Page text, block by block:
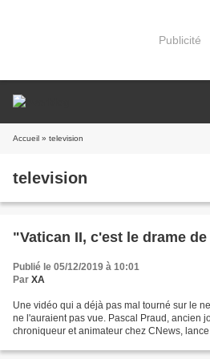
Publicité
Accueil » television
television
"Vatican II, c'est le drame
Publié le 05/12/2019 à 10:01
Par XA
Une vidéo qui a déjà pas mal tourné sur le
ne l'auraient pas vue. Pascal Praud, ancien
chroniqueur et animateur chez CNews,